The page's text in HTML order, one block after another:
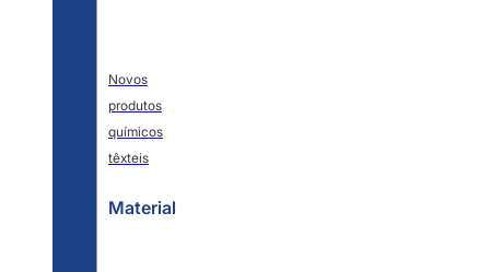
Novos
produtos
químicos
têxteis
Material